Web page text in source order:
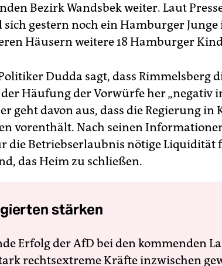
Bezirk Wandsbek weiter. Laut
sich gestern noch ein Hamburger Junge
Häusern weitere 18 Hamburger
Dudda sagt, dass Rimmelsberg
Häufung der Vorwürfe her „negativ
geht davon aus, dass die Regierung in
vorenthält. Nach seinen
die Betriebserlaubnis nötige Liquidität
das Heim zu schließen.
stärken
Erfolg der AfD bei den kommenden
rechtsextreme Kräfte inzwischen